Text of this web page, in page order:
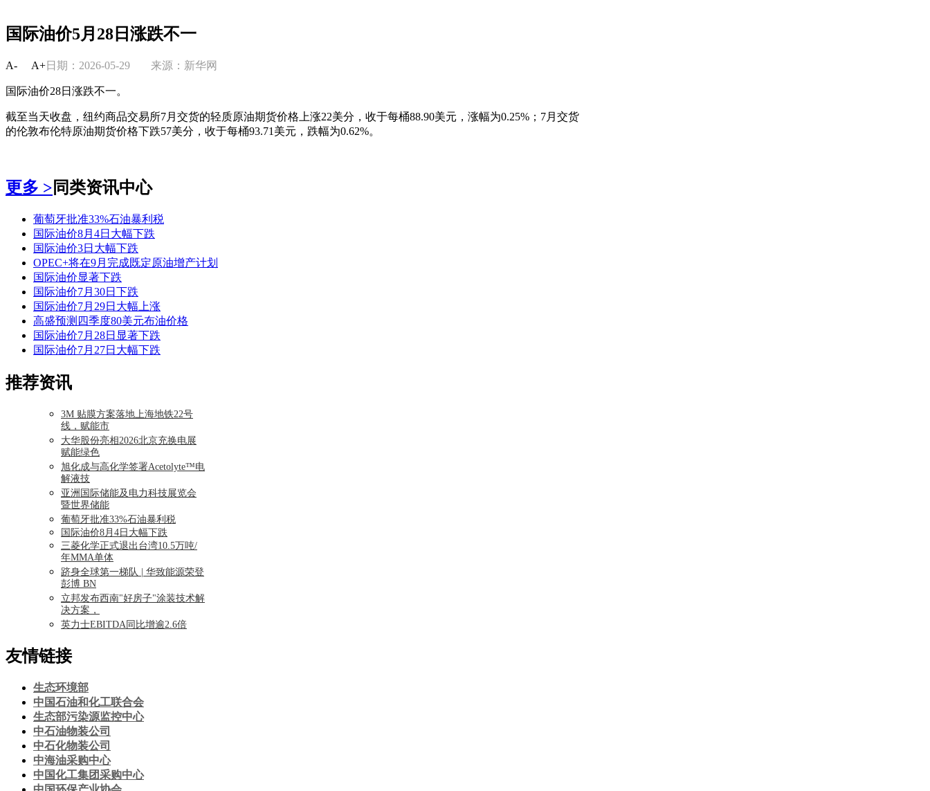
国际油价5月28日涨跌不一
A- A+日期：2026-05-29 来源：新华网
国际油价28日涨跌不一。
截至当天收盘，纽约商品交易所7月交货的轻质原油期货价格上涨22美分，收于每桶88.90美元，涨幅为0.25%；7月交货
的伦敦布伦特原油期货价格下跌57美分，收于每桶93.71美元，跌幅为0.62%。
更多 >同类资讯中心
葡萄牙批准33%石油暴利税
国际油价8月4日大幅下跌
国际油价3日大幅下跌
OPEC+将在9月完成既定原油增产计划
国际油价显著下跌
国际油价7月30日下跌
国际油价7月29日大幅上涨
高盛预测四季度80美元布油价格
国际油价7月28日显著下跌
国际油价7月27日大幅下跌
推荐资讯
3M 贴膜方案落地上海地铁22号
线，赋能市
大华股份亮相2026北京充换电展
赋能绿色
旭化成与高化学签署Acetolyte™电
解液技
亚洲国际储能及电力科技展览会
暨世界储能
葡萄牙批准33%石油暴利税
国际油价8月4日大幅下跌
三菱化学正式退出台湾10.5万吨/
年MMA单体
跻身全球第一梯队 | 华致能源荣登
彭博 BN
立邦发布西南"好房子"涂装技术解
决方案，
英力士EBITDA同比增逾2.6倍
友情链接
生态环境部
中国石油和化工联合会
生态部污染源监控中心
中石油物装公司
中石化物装公司
中海油采购中心
中国化工集团采购中心